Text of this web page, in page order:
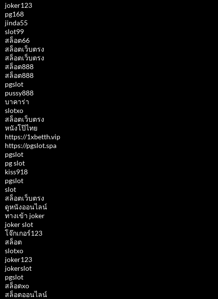
joker123
pg168
jinda55
slot99
สล็อต66
สล็อตเว็บตรง
สล็อตเว็บตรง
สล็อต888
สล็อต888
pgslot
pussy888
บาคาร่า
slotxo
สล็อตเว็บตรง
หนังโป๊ไทย
https://1xbetth.vip
https://pgslot.spa
pgslot
pg slot
kiss918
pgslot
slot
สล็อตเว็บตรง
ดูหนังออนไลน์
ทางเข้า joker
joker slot
โจ๊กเกอร์123
สล็อต
slotxo
joker123
jokerslot
pgslot
สล็อตxo
สล็อตออนไลน์